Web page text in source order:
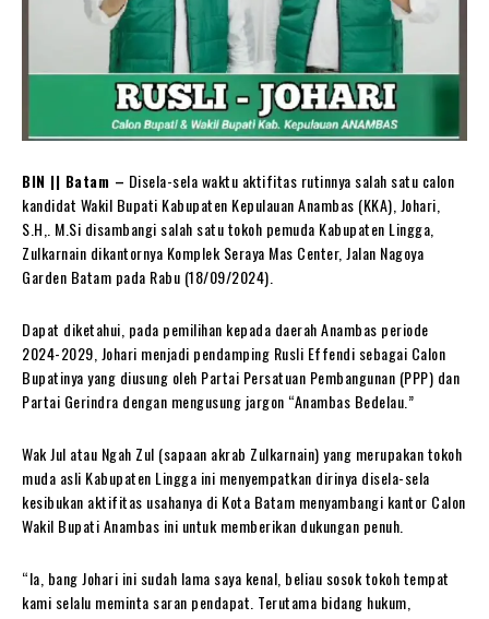
BIN || Batam – Disela-sela waktu aktifitas rutinnya salah satu calon
kandidat Wakil Bupati Kabupaten Kepulauan Anambas (KKA), Johari,
S.H,. M.Si disambangi salah satu tokoh pemuda Kabupaten Lingga,
Zulkarnain dikantornya Komplek Seraya Mas Center, Jalan Nagoya
Garden Batam pada Rabu (18/09/2024).
Dapat diketahui, pada pemilihan kepada daerah Anambas periode
2024-2029, Johari menjadi pendamping Rusli Effendi sebagai Calon
Bupatinya yang diusung oleh Partai Persatuan Pembangunan (PPP) dan
Partai Gerindra dengan mengusung jargon “Anambas Bedelau.”
Wak Jul atau Ngah Zul (sapaan akrab Zulkarnain) yang merupakan tokoh
muda asli Kabupaten Lingga ini menyempatkan dirinya disela-sela
kesibukan aktifitas usahanya di Kota Batam menyambangi kantor Calon
Wakil Bupati Anambas ini untuk memberikan dukungan penuh.
“Ia, bang Johari ini sudah lama saya kenal, beliau sosok tokoh tempat
kami selalu meminta saran pendapat. Terutama bidang hukum,